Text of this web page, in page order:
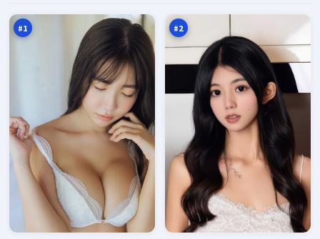
#1 #2
危
城
单万
猎
97
万